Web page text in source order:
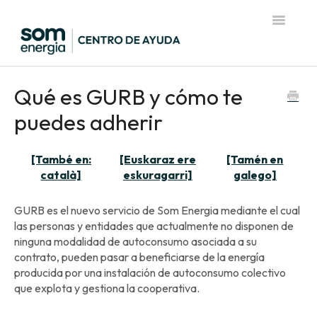
Toggle
Qué es GURB y cómo te
puedes adherir
[També en:
català]
[Euskaraz ere
eskuragarri]
[Tamén en
galego]
GURB es el nuevo servicio de Som Energia mediante el cual
las personas y entidades que actualmente no disponen de
ninguna modalidad de autoconsumo asociada a su
contrato, pueden pasar a beneficiarse de la energía
producida por una instalación de autoconsumo colectivo
que explota y gestiona la cooperativa.